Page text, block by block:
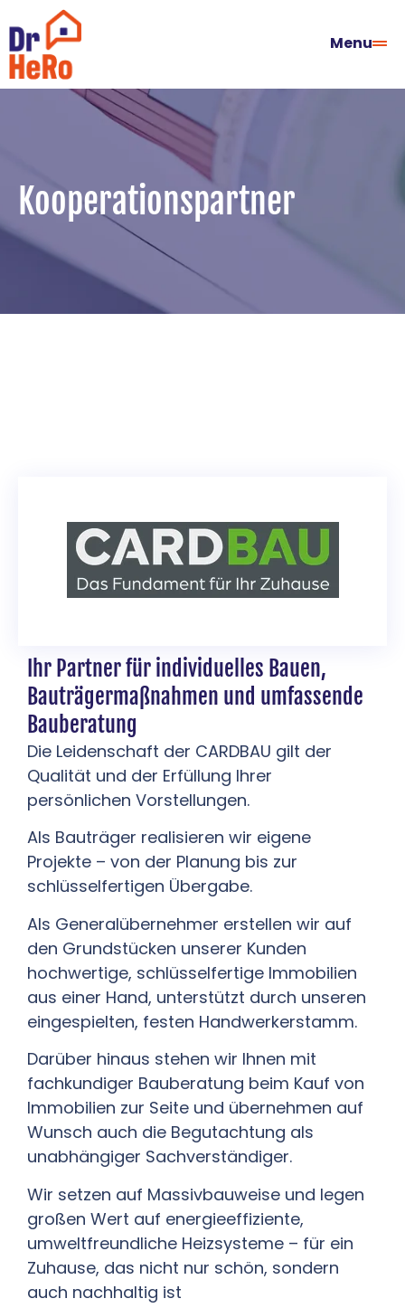
Menu
Kooperationspartner
Ihr Partner für individuelles Bauen,
Bauträgermaßnahmen und umfassende
Bauberatung
Die Leidenschaft der CARDBAU gilt der
Qualität und der Erfüllung Ihrer
persönlichen Vorstellungen.
Als Bauträger realisieren wir eigene
Projekte – von der Planung bis zur
schlüsselfertigen Übergabe.
Als Generalübernehmer erstellen wir auf
den Grundstücken unserer Kunden
hochwertige, schlüsselfertige Immobilien
aus einer Hand, unterstützt durch unseren
eingespielten, festen Handwerkerstamm.
Darüber hinaus stehen wir Ihnen mit
fachkundiger Bauberatung beim Kauf von
Immobilien zur Seite und übernehmen auf
Wunsch auch die Begutachtung als
unabhängiger Sachverständiger.
Wir setzen auf Massivbauweise und legen
großen Wert auf energieeffiziente,
umweltfreundliche Heizsysteme – für ein
Zuhause, das nicht nur schön, sondern
auch nachhaltig ist